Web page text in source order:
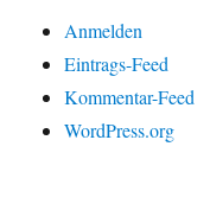
Anmelden
Eintrags-Feed
Kommentar-Feed
WordPress.org